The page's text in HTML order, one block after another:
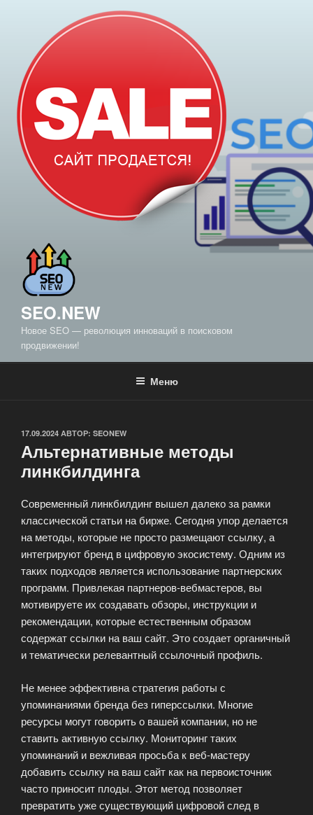
содержимому
SEO.NEW
Новое SEO — революция инноваций в поисковом
продвижении!
Меню
ОПУБЛИКОВАНО
17.09.2024 АВТОР: SEONEW
Альтернативные методы
линкбилдинга
Современный линкбилдинг вышел далеко за рамки
классической статьи на бирже. Сегодня упор делается
на методы, которые не просто размещают ссылку, а
интегрируют бренд в цифровую экосистему. Одним из
таких подходов является использование партнерских
программ. Привлекая партнеров-вебмастеров, вы
мотивируете их создавать обзоры, инструкции и
рекомендации, которые естественным образом
содержат ссылки на ваш сайт. Это создает органичный
и тематически релевантный ссылочный профиль.
Не менее эффективна стратегия работы с
упоминаниями бренда без гиперссылки. Многие
ресурсы могут говорить о вашей компании, но не
ставить активную ссылку. Мониторинг таких
упоминаний и вежливая просьба к веб-мастеру
добавить ссылку на ваш сайт как на первоисточник
часто приносит плоды. Этот метод позволяет
превратить уже существующий цифровой след в